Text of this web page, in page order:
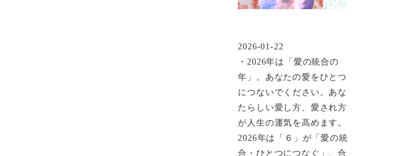
・2026年は「愛の統合の
年」。あなたの愛をひとつ
につないでください。あな
たらしい愛し方、愛され方
が人生の運気を高めます。
2026年は「６」が「愛の統
合・ひとつにつなぐ」、合
2026-01-22